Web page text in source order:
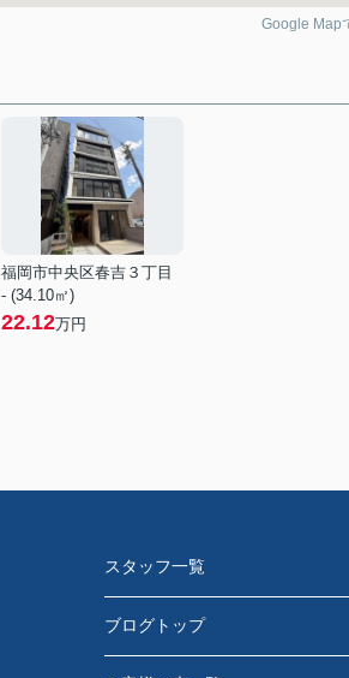
Google Map
福岡市中央区春吉３丁目
- (34.10㎡)
22.12万円
スタッフ一覧
ブログトップ